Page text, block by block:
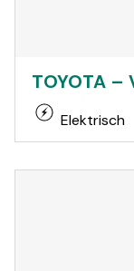
TOYOTA
Elektrisch